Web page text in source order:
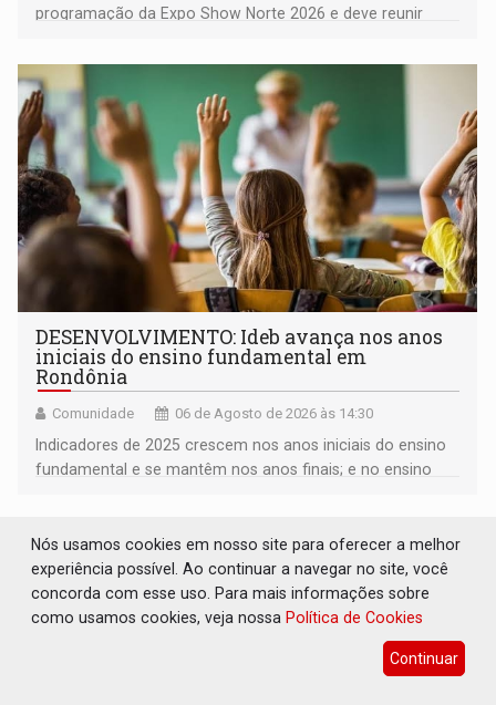
programação da Expo Show Norte 2026 e deve reunir
DESENVOLVIMENTO: Ideb avança nos anos
iniciais do ensino fundamental em
Rondônia
Comunidade 06 de Agosto de 2026 às 14:30
Indicadores de 2025 crescem nos anos iniciais do ensino
fundamental e se mantêm nos anos finais; e no ensino
Nós usamos cookies em nosso site para oferecer a melhor
experiência possível. Ao continuar a navegar no site, você
concorda com esse uso. Para mais informações sobre
como usamos cookies, veja nossa Política de Cookies
Continuar